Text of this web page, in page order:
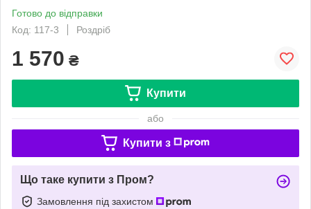
Готово до відправки
Код: 117-3
Роздріб
1 570 ₴
Купити
або
Купити з
Що таке купити з Пром?
Замовлення під захистом